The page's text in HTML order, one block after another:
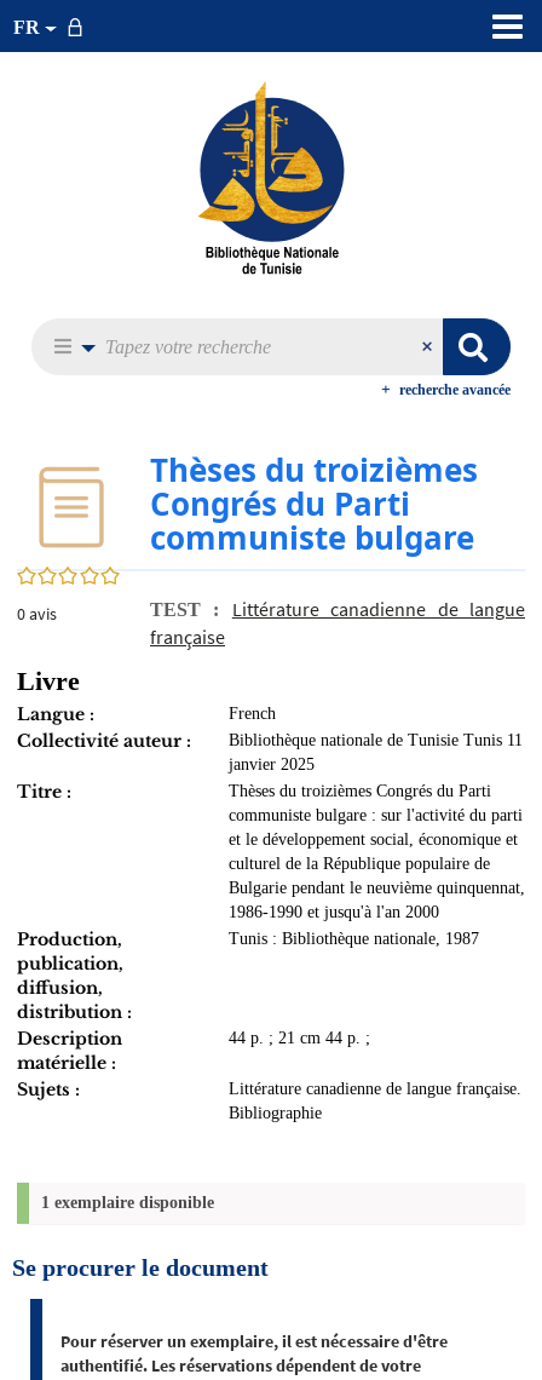
FR
recherche avancée
0/5
0avis
Thèses du troizièmes
Congrés du Parti
communiste bulgare
TEST : Littérature canadienne de langue
française
Livre
Langue : French
Collectivité auteur :
Bibliothèque nationale de Tunisie Tunis 11
janvier 2025
Titre :
Thèses du troizièmes Congrés du Parti
communiste bulgare : sur l'activité du parti
et le développement social, économique et
culturel de la République populaire de
Bulgarie pendant le neuvième quinquennat,
1986-1990 et jusqu'à l'an 2000
Production,
publication,
diffusion,
distribution :
Tunis : Bibliothèque nationale, 1987
Description
matérielle :
44 p. ; 21 cm 44 p. ;
Sujets :
Littérature canadienne de langue française.
Bibliographie
1 exemplaire disponible
Se procurer le document
Pour réserver un exemplaire, il est nécessaire d'être
authentifié. Les réservations dépendent de votre